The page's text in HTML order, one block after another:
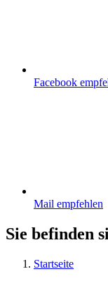
Facebook
Mail empfehlen
Sie befinden
Startseite